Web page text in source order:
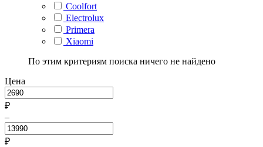
Coolfort
Electrolux
Primera
Xiaomi
По этим критериям поиска ничего не найдено
Цена
₽
–
₽